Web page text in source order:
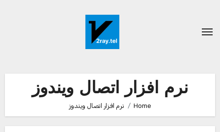
content
نرم افزار اتصال ویندوز
Home نرم افزار اتصال ویندوز